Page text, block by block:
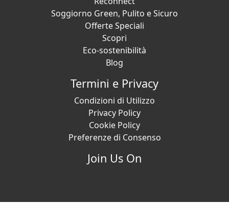
Soggiorno Green, Pulito e Sicuro
Offerte Speciali
Scopri
Eco-sostenibilità
Blog
Termini e Privacy
Condizioni di Utilizzo
Privacy Policy
Cookie Policy
Preferenze di Consenso
Join Us On